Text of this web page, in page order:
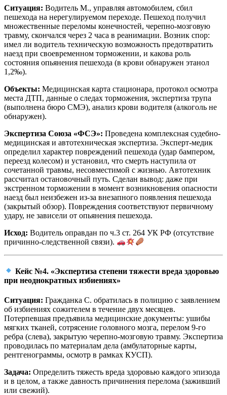
Ситуация: Водитель М., управляя автомобилем, сбил
пешехода на нерегулируемом переходе. Пешеход получил
множественные переломы конечностей, черепно-мозговую
травму, скончался через 2 часа в реанимации. Возник спор:
имел ли водитель техническую возможность предотвратить
наезд при своевременном торможении, и какова роль
состояния опьянения пешехода (в крови обнаружен этанол
1,2‰).
Объекты: Медицинская карта стационара, протокол осмотра
места ДТП, данные о следах торможения, экспертиза трупа
(выполнена бюро СМЭ), анализ крови водителя (алкоголь не
обнаружен).
Экспертиза Союза «ФСЭ»: Проведена комплексная судебно-
медицинская и автотехническая экспертиза. Эксперт-медик
определил характер повреждений пешехода (удар бампером,
переезд колесом) и установил, что смерть наступила от
сочетанной травмы, несовместимой с жизнью. Автотехник
рассчитал остановочный путь. Сделан вывод: даже при
экстренном торможении в момент возникновения опасности
наезд был неизбежен из-за внезапного появления пешехода
(закрытый обзор). Повреждения соответствуют первичному
удару, не зависели от опьянения пешехода.
Исход: Водитель оправдан по ч.3 ст. 264 УК РФ (отсутствие
причинно-следственной связи).
Кейс №4. «Экспертиза степени тяжести вреда здоровью
при неоднократных избиениях»
Ситуация: Гражданка С. обратилась в полицию с заявлением
об избиениях сожителем в течение двух месяцев.
Потерпевшая предъявила медицинские документы: ушибы
мягких тканей, сотрясение головного мозга, перелом 9-го
ребра (слева), закрытую черепно-мозговую травму. Экспертиза
проводилась по материалам дела (амбулаторные карты,
рентгенограммы, осмотр в рамках КУСП).
Задача: Определить тяжесть вреда здоровью каждого эпизода
и в целом, а также давность причинения перелома (заживший
или свежий).